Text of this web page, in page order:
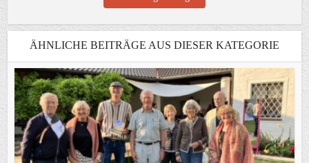
ÄHNLICHE BEITRÄGE AUS DIESER KATEGORIE